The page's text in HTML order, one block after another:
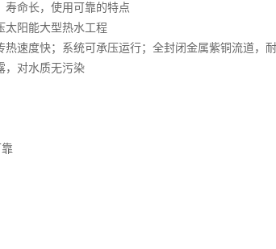
寿命长，使用可靠的特点
太阳能大型热水工程
速度快；系统可承压运行；全封闭金属紫铜流道，
，对水质无污染